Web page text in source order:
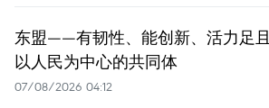
东盟——有韧性、能创新、活力足且
以人民为中心的共同体
07/08/2026 04:12